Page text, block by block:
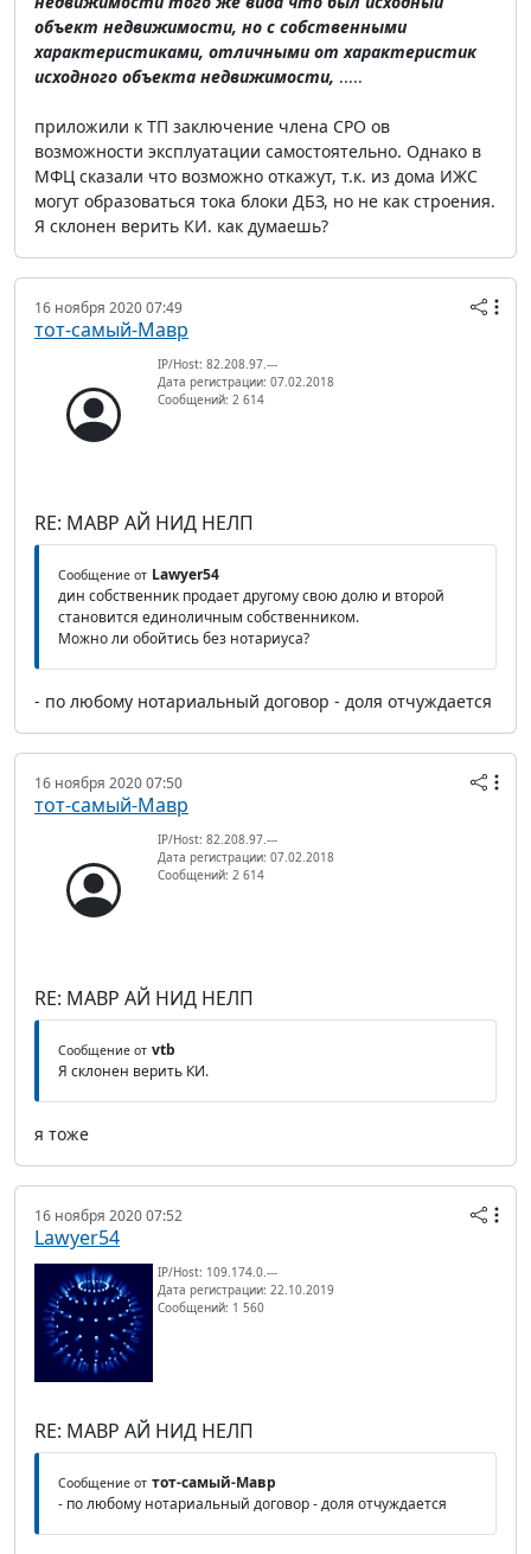
объект недвижимости, но с собственными
характеристиками, отличными от характеристик
исходного объекта недвижимости, .....
приложили к ТП заключение члена СРО ов
возможности эксплуатации самостоятельно. Однако в
МФЦ сказали что возможно откажут, т.к. из дома ИЖС
могут образоваться тока блоки ДБЗ, но не как строения.
Я склонен верить КИ. как думаешь?
16 ноября 2020 07:49
тот-самый-Мавр
IP/Host: 82.208.97.---
Дата регистрации: 07.02.2018
Сообщений: 2 614
RE: МАВР АЙ НИД НЕЛП
Сообщение от Lawyer54
дин собственник продает другому свою долю и второй
становится единоличным собственником.
Можно ли обойтись без нотариуса?
- по любому нотариальный договор - доля отчуждается
16 ноября 2020 07:50
тот-самый-Мавр
IP/Host: 82.208.97.---
Дата регистрации: 07.02.2018
Сообщений: 2 614
RE: МАВР АЙ НИД НЕЛП
Сообщение от vtb
Я склонен верить КИ.
я тоже
16 ноября 2020 07:52
Lawyer54
IP/Host: 109.174.0.---
Дата регистрации: 22.10.2019
Сообщений: 1 560
RE: МАВР АЙ НИД НЕЛП
Сообщение от тот-самый-Мавр
- по любому нотариальный договор - доля отчуждается